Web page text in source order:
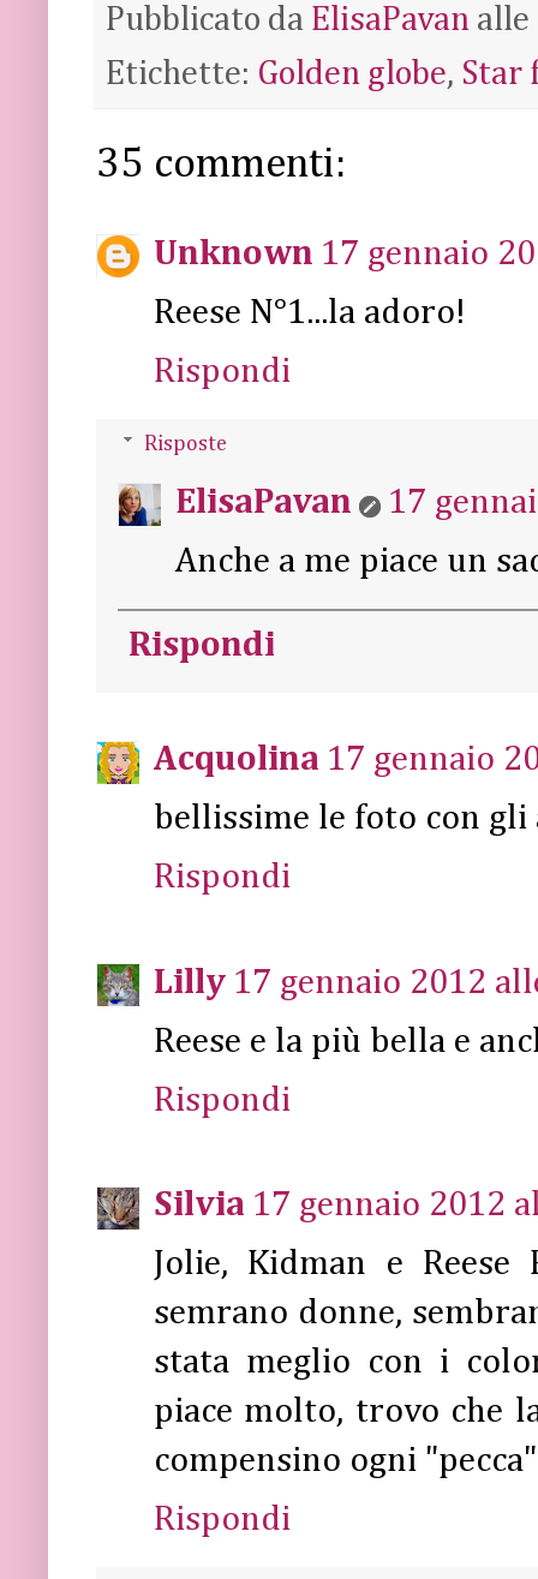
Pubblicato da ElisaPavan alle
Etichette: Golden globe, Star
35 commenti:
Unknown 17 gennaio
Reese N°1...la adoro!
Rispondi
Risposte
ElisaPavan
17
Anche a me piace un
Rispondi
Acquolina 17 gennaio
bellissime le foto con
Rispondi
Lilly 17 gennaio 2012
Reese e la più bella e
Rispondi
Silvia 17 gennaio 2012
Jolie, Kidman e Reese
semrano donne,
stata meglio con i
piace molto, trovo che
compensino ogni
Rispondi